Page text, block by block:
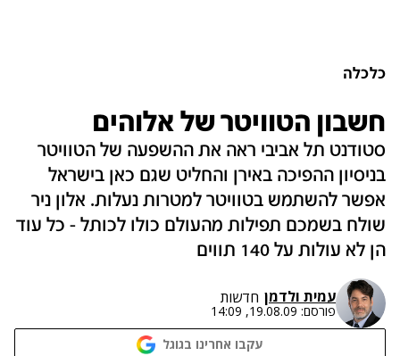
כלכלה
חשבון הטוויטר של אלוהים
סטודנט תל אביבי ראה את ההשפעה של הטוויטר
בניסיון ההפיכה באירן והחליט שגם כאן בישראל
אפשר להשתמש בטוויטר למטרות נעלות. אלון ניר
שולח בשמכם תפילות מהעולם כולו לכותל - כל עוד
הן לא עולות על 140 תווים
עמית ולדמן חדשות
פורסם: 19.08.09, 14:09
עקבו אחרינו בגוגל